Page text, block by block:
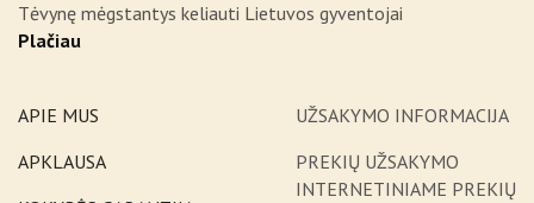
Tėvynę mėgstantys keliauti Lietuvos gyventojai
Plačiau
APIE MUS
APKLAUSA
UŽSAKYMO INFORMACIJA
PREKIŲ UŽSAKYMO
INTERNETINIAME PREKIŲ